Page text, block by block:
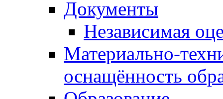
Документы
Независимая
Материально-
оснащённость